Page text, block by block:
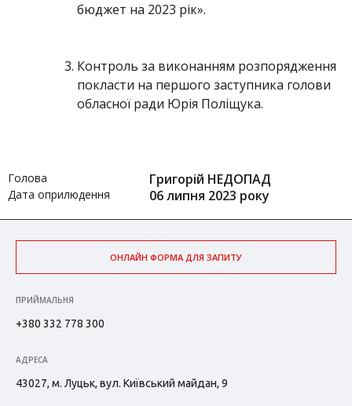
бюджет на 2023 рік».
Контроль за виконанням розпорядження
покласти на першого заступника голови
обласної ради Юрія Поліщука.
Голова Григорій НЕДОПАД
Дата оприлюдення 06 липня 2023 року
ОНЛАЙН ФОРМА ДЛЯ ЗАПИТУ
ПРИЙМАЛЬНЯ
+380 332 778 300
АДРЕСА
43027, м. Луцьк, вул. Київський майдан, 9